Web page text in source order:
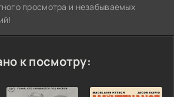
просмотра и незабываемых
к посмотру: